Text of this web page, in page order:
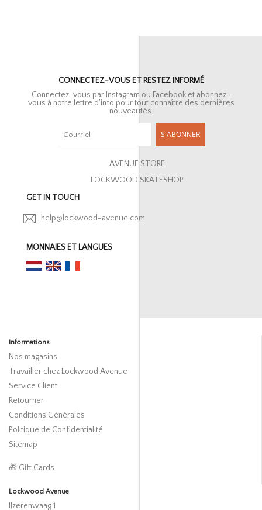
CONNECTEZ-VOUS ET RESTEZ INFORMÉ
Connectez-vous par Instagram ou Facebook et abonnez-
vous à notre lettre d’info pour tout connaître des dernières
nouveautés.
S'ABONNER
AVENUE STORE
LOCKWOOD SKATESHOP
GET IN TOUCH
help@lockwood-avenue.com
MONNAIES ET LANGUES
Informations
Nos magasins
Travailler chez Lockwood Avenue
Service Client
Retourner
Conditions Générales
Politique de Confidentialité
Sitemap
🎁 Gift Cards
Lockwood Avenue
IJzerenwaag 1